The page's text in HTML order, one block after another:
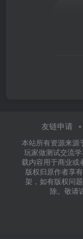
友链申请
本站所有资源来源
玩家做测试交流
载内容用于商业或
版权归原作者享
架，如有版权问
除。敬请